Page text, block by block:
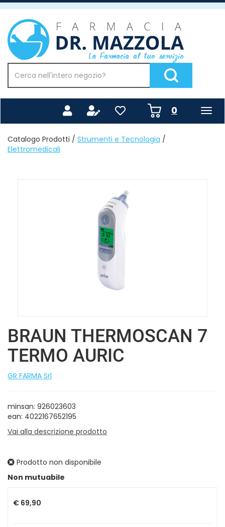
Passa
contenuto
principale
Farmacia
Mazzola
Prodotto
Cerca Prodotto
0prodotti
inseriti
Catalogo Prodotti / Strumenti e Tecnologia /
Elettromedicali
BRAUN THERMOSCAN 7
TERMO AURIC
GR FARMA Srl
minsan: 926023603
ean: 4022167652195
Vai alla descrizione prodotto
Prodotto non disponibile
Non mutuabile
Prezzo
€ 69,90